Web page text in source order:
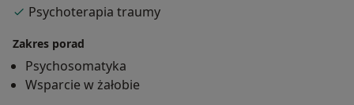
Psychoterapia traumy
Zakres porad
Psychosomatyka
Wsparcie w żałobie